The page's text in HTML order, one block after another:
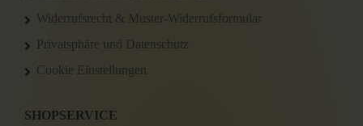
Widerrufsrecht & Muster-Widerrufsformular
Privatsphäre und Datenschutz
Cookie Einstellungen
SHOPSERVICE